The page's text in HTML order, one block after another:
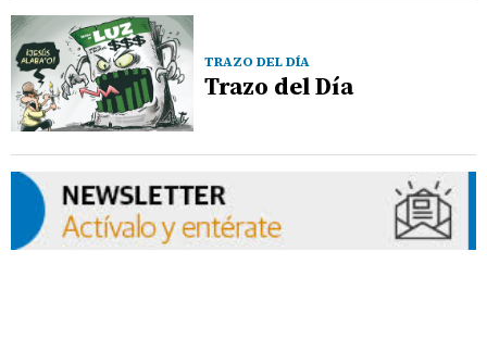
TRAZO DEL DÍA
Trazo del Día